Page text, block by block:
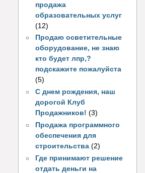
продажа
образовательных услуг
(12)
Продаю осветительные
оборудование, не знаю
кто будет лпр,?
подскажите пожалуйста
(5)
С днем рождения, наш
дорогой Клуб
Продажников! (3)
Продажа программного
обеспечения для
строительства (2)
Где принимают решение
отдать деньги на